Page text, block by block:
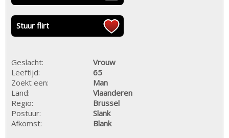
Stuur flirt
Geslacht:
Vrouw
Leeftijd:
65
Zoekt een:
Man
Land:
Vlaanderen
Regio:
Brussel
Postuur:
Slank
Afkomst:
Blank